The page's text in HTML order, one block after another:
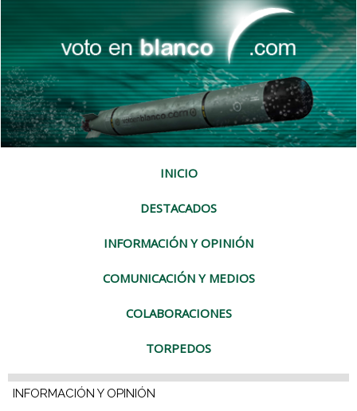
INICIO
DESTACADOS
INFORMACIÓN Y OPINIÓN
COMUNICACIÓN Y MEDIOS
COLABORACIONES
TORPEDOS
INFORMACIÓN Y OPINIÓN